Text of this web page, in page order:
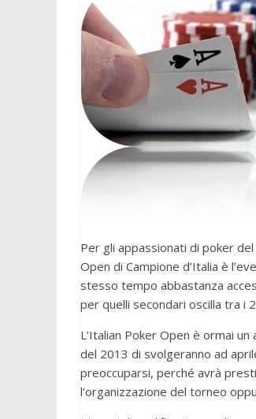
Per gli appassionati di poker
Open di Campione d’Italia è
stesso tempo abbastanza
per quelli secondari oscilla tra i
L’Italian Poker Open è ormai
del 2013 di svolgeranno ad
preoccuparsi, perché avrà
l’organizzazione del torneo